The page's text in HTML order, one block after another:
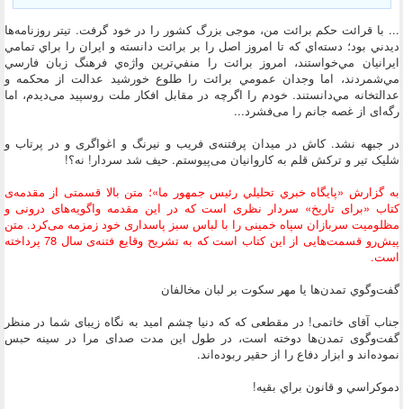
... با قرائت حکم برائت من،‌ موجی بزرگ کشور را در خود گرفت. تيتر روزنامه‌ها
ديدني بود؛ دسته‌اي كه تا امروز اصل را بر برائت دانسته و ايران را براي تمامي
ايرانيان مي‌خواستند، امروز برائت را منفي‌ترين واژه‌ي فرهنگ زبان فارسي
مي‌شمردند، اما وجدان عمومي برائت را طلوع خورشيد عدالت از محكمه و
عدالتخانه مي‌دانستند. خودم را اگرچه در مقابل افکار ملت روسپید می‌دیدم، اما
رگه‌ای از غصه جانم را می‌فشرد...
در جبهه نشد. کاش در میدان پرفتنه‌ی فریب و نیرنگ و اغواگری و در پرتاب و
شلیک تیر و ترکش قلم به کاروانیان می‌پیوستم. حیف شد سردار! نه؟!
به گزارش «پايگاه خبري تحليلي رئيس جمهور ما»؛ متن بالا قسمتی از مقدمه‌ی
کتاب «برای تاریخ» سردار نظری است که در این مقدمه واگویه‌های درونی و
مظلومیت سربازان سپاه خمینی را با لباس سبز پاسداری خود زمزمه می‌کرد. متن
پیش‌رو قسمت‌هایی از این کتاب است که به تشریح وقایع فتنه‌ی سال 78 پرداخته
است.
گفت‌وگوي تمدن‌ها يا مهر سكوت بر لبان مخالفان
جناب آقای خاتمی! در مقطعی که که دنیا چشم امید به نگاه زیبای شما در منظر
گفت‌وگوی تمدن‌ها دوخته است، در طول این مدت صدای مرا در سینه حبس
نموده‌اند و ابزار دفاع را از حقیر ربوده‌اند.
دموكراسي و قانون براي بقيه!